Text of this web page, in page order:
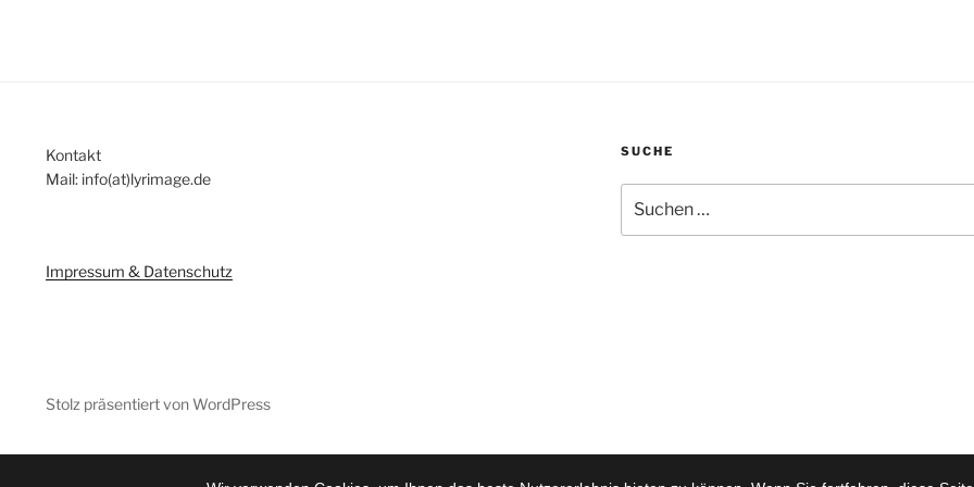
Kontakt
Mail: info(at)lyrimage.de
Impressum & Datenschutz
SUCHE
nach:
Stolz präsentiert von WordPress